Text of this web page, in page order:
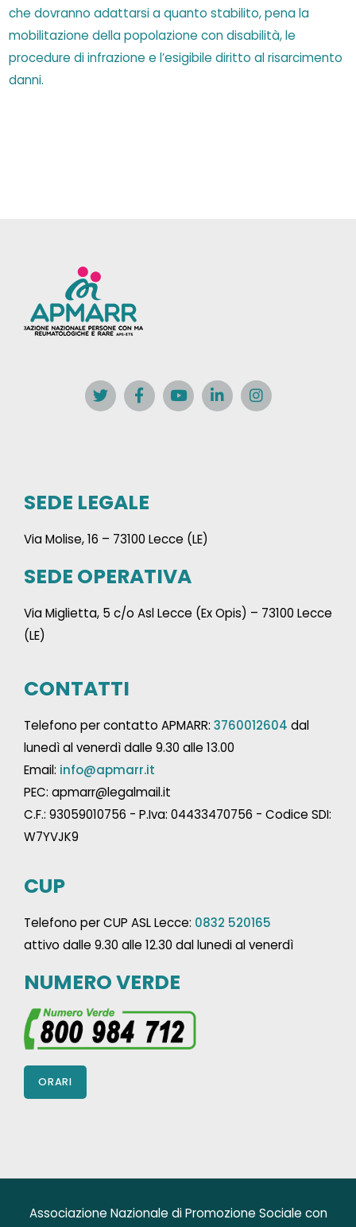
che dovranno adattarsi a quanto stabilito, pena la
mobilitazione della popolazione con disabilità, le
procedure di infrazione e l’esigibile diritto al risarcimento
danni.
SEDE LEGALE
Via Molise, 16 – 73100 Lecce (LE)
SEDE OPERATIVA
Via Miglietta, 5 c/o Asl Lecce (Ex Opis) – 73100 Lecce
(LE)
CONTATTI
Telefono per contatto APMARR: 3760012604 dal
lunedì al venerdì dalle 9.30 alle 13.00
Email: info@apmarr.it
PEC: apmarr@legalmail.it
C.F.: 93059010756 - P.Iva: 04433470756 - Codice SDI:
W7YVJK9
CUP
Telefono per CUP ASL Lecce: 0832 520165
attivo dalle 9.30 alle 12.30 dal lunedi al venerdì
NUMERO VERDE
ORARI
Associazione Nazionale di Promozione Sociale con